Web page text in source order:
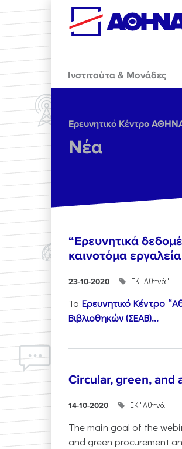
Skip to main content
Ινστιτούτα & Μονάδες
Ερευνητικό Κέντρο
Νέα
“Ερευνητικά
καινοτόμα
23-10-2020 ΕΚ "Αθηνά"
ΤοΕρευνητικό Κέντρο
Βιβλιοθηκών (ΣΕΑΒ)...
Circular, green,
14-10-2020 ΕΚ "Αθηνά"
The main goal of the
and green procurement